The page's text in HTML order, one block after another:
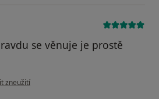
se věnuje je prostě
uživatele I.P
zneužití